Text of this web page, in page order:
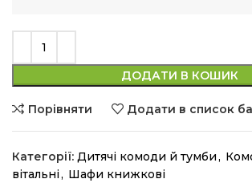
ДОДАТИ В КОШИК
Порівняти Додати в список
Категорії: Дитячі комоди й тумби,
вітальні, Шафи книжкові